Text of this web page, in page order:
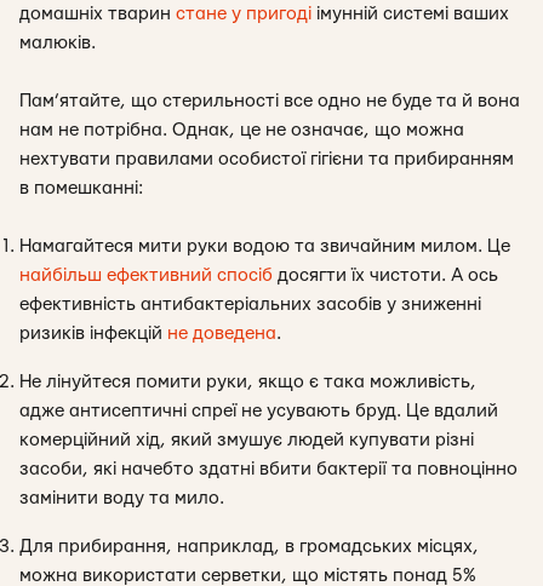
домашніх тварин стане у пригоді імунній системі ваших
малюків.
Пам’ятайте, що стерильності все одно не буде та й вона
нам не потрібна. Однак, це не означає, що можна
нехтувати правилами особистої гігієни та прибиранням
в помешканні:
Намагайтеся мити руки водою та звичайним милом. Це
найбільш ефективний спосіб досягти їх чистоти. А ось
ефективність антибактеріальних засобів у зниженні
ризиків інфекцій не доведена.
Не лінуйтеся помити руки, якщо є така можливість,
адже антисептичні спреї не усувають бруд. Це вдалий
комерційний хід, який змушує людей купувати різні
засоби, які начебто здатні вбити бактерії та повноцінно
замінити воду та мило.
Для прибирання, наприклад, в громадських місцях,
можна використати серветки, що містять понад 5%